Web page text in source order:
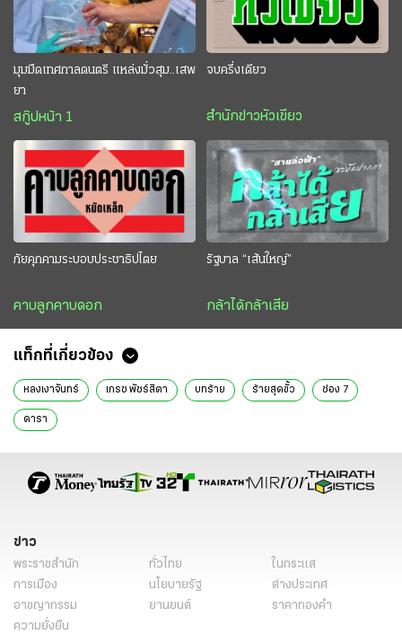
มุมมืดเทศกาลดนตรี แหล่งมั่วสุม..เสพ
ยา
สกู๊ปหน้า 1
จบครึ่งเดียว
สำนักข่าวหัวเขียว
ภัยคุกคามระบอบประชาธิปไตย
คาบลูกคาบดอก
รัฐบาล “เส้นใหญ่”
กล้าได้กล้าเสีย
แท็กที่เกี่ยวข้อง
หลงเงาจันทร์ เกรซ พัชร์สิตา บทร้าย ร้ายสุดขั้ว ช่อง 7
ดารา
ข่าว
พระราชสำนัก ทั่วไทย
ในกระแส
การเมือง
นโยบายรัฐ
ต่างประเทศ
อาชญากรรม
ยานยนต์
ราคาทองคำ
ความยั่งยืน